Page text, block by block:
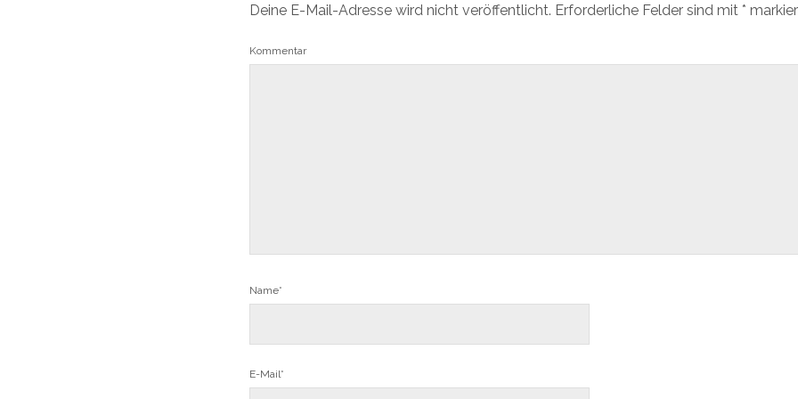
Deine E-Mail-Adresse wird nicht veröffentlicht. Erforderliche Felder sind mit *
Kommentar
Name*
E-Mail*